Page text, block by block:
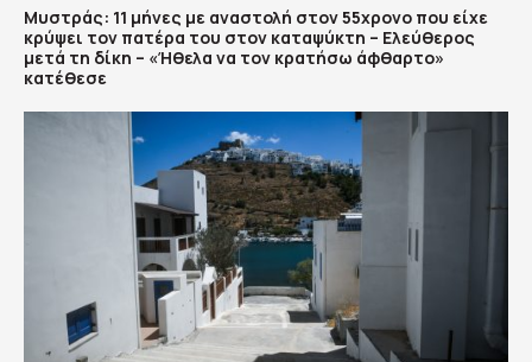
Μυστράς: 11 μήνες με αναστολή στον 55χρονο που είχε
κρύψει τον πατέρα του στον καταψύκτη – Ελεύθερος
μετά τη δίκη – «Ήθελα να τον κρατήσω άφθαρτο»
κατέθεσε